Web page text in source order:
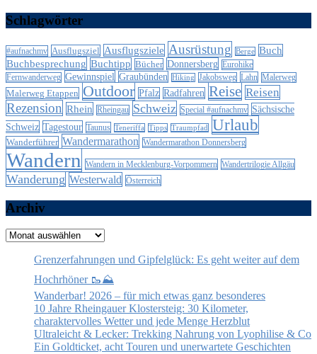
Schlagwörter
#aufnachmv Ausflugsziel Ausflugsziele Ausrüstung Berge Buch
Buchbesprechung Buchtipp Bücher Donnersberg Eurohike
Fernwanderweg Gewinnspiel Graubünden Hiking Jakobsweg Lahn Malerweg
Malerweg Etappen Outdoor Pfalz Radfahren Reise Reisen
Rezension Rhein Rheingau Schweiz Special #aufnachmv Sächsische
Schweiz Tagestour Taunus Teneriffa Tipps Traumpfad Urlaub
Wanderführer Wandermarathon Wandermarathon Donnersberg
Wandern Wandern in Mecklenburg-Vorpommern Wandertrilogie Allgäu
Wanderung Westerwald Österreich
Archiv
Archiv
Grenzerfahrungen und Gipfelglück: Es geht weiter auf dem
Hochrhöner 🥾⛰️
Wanderbar! 2026 – für mich etwas ganz besonderes
10 Jahre Rheingauer Klostersteig: 30 Kilometer,
charaktervolles Wetter und jede Menge Herzblut
Ultraleicht & Lecker: Trekking Nahrung von Lyophilise & Co
Ein Goldticket, acht Touren und unerwartete Geschichten